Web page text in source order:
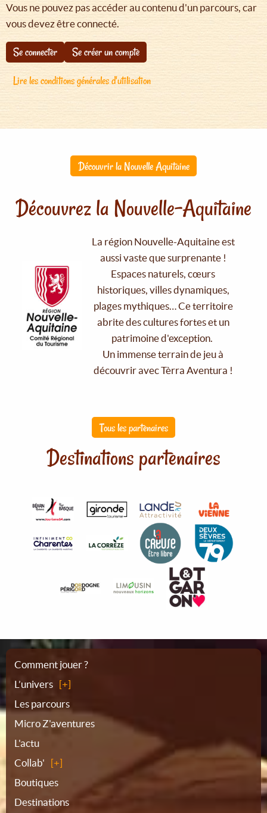
Vous ne pouvez pas accéder au contenu d'un parcours, car
vous devez être connecté.
Se connecter
Se créer un compte
Lire les conditions générales d'utilisation
Découvrir la Nouvelle Aquitaine
Découvrez la Nouvelle-Aquitaine
La région Nouvelle-Aquitaine est
aussi vaste que surprenante !
Espaces naturels, cœurs
historiques, villes dynamiques,
plages mythiques… Ce territoire
abrite des cultures fortes et un
patrimoine d'exception.
Un immense terrain de jeu à
découvrir avec Tèrra Aventura !
Tous les partenaires
Destinations partenaires
Plan
du
site
Comment jouer ?
L’univers
Les parcours
Micro Z'aventures
L'actu
Collab'
Boutiques
Destinations